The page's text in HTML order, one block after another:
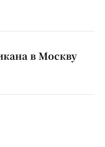
в Москву